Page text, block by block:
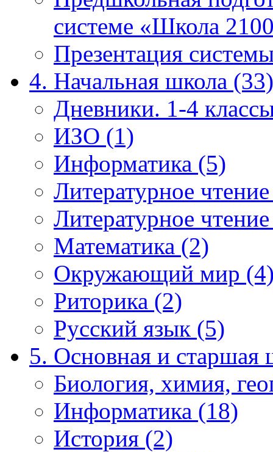
системе «Школа
Презентация
4. Начальная школа (33)
Дневники. 1-4
ИЗО (1)
Информатика (5)
Литературное
Литературное
Математика (2)
Окружающий мир
Риторика (2)
Русский язык (5)
5. Основная и старшая
Биология, химия,
Информатика (18)
История (2)